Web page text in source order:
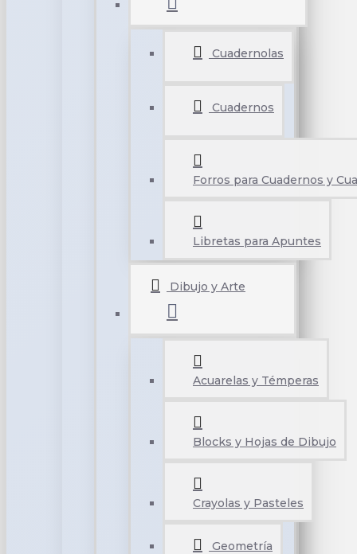
Cuadernolas
Cuadernos
Forros para Cuadernos y
Libretas para Apuntes
Dibujo y Arte
Acuarelas y Témperas
Blocks y Hojas de Dibujo
Crayolas y Pasteles
Geometría